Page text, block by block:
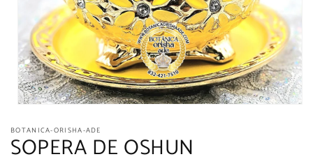
1
in
modal
BOTANICA-ORISHA-ADE
SOPERA DE OSHUN